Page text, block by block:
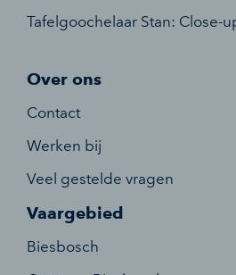
Tafelgoochelaar Stan: Close-
Over ons
Contact
Werken bij
Veel gestelde vragen
Vaargebied
Biesbosch